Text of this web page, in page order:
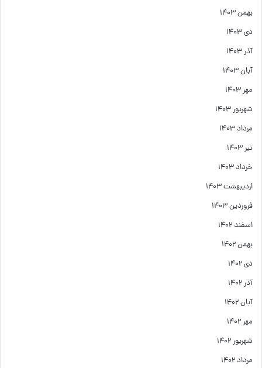
بهمن ۱۴۰۳
دی ۱۴۰۳
آذر ۱۴۰۳
آبان ۱۴۰۳
مهر ۱۴۰۳
شهریور ۱۴۰۳
مرداد ۱۴۰۳
تیر ۱۴۰۳
خرداد ۱۴۰۳
اردیبهشت ۱۴۰۳
فروردین ۱۴۰۳
اسفند ۱۴۰۲
بهمن ۱۴۰۲
دی ۱۴۰۲
آذر ۱۴۰۲
آبان ۱۴۰۲
مهر ۱۴۰۲
شهریور ۱۴۰۲
مرداد ۱۴۰۲